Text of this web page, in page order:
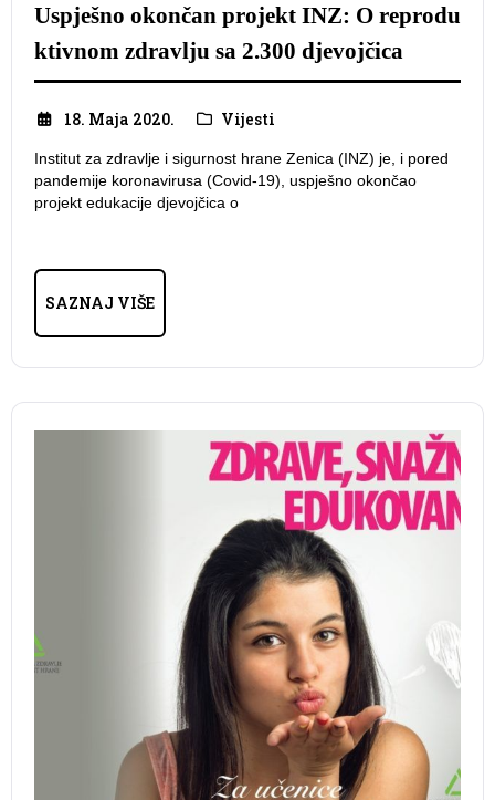
Uspješno okončan projekt INZ: O reprodu
ktivnom zdravlju sa 2.300 djevojčica
18. Maja 2020. Vijesti
Institut za zdravlje i sigurnost hrane Zenica (INZ) je, i pored
pandemije koronavirusa (Covid-19), uspješno okončao
projekt edukacije djevojčica o
SAZNAJ VIŠE